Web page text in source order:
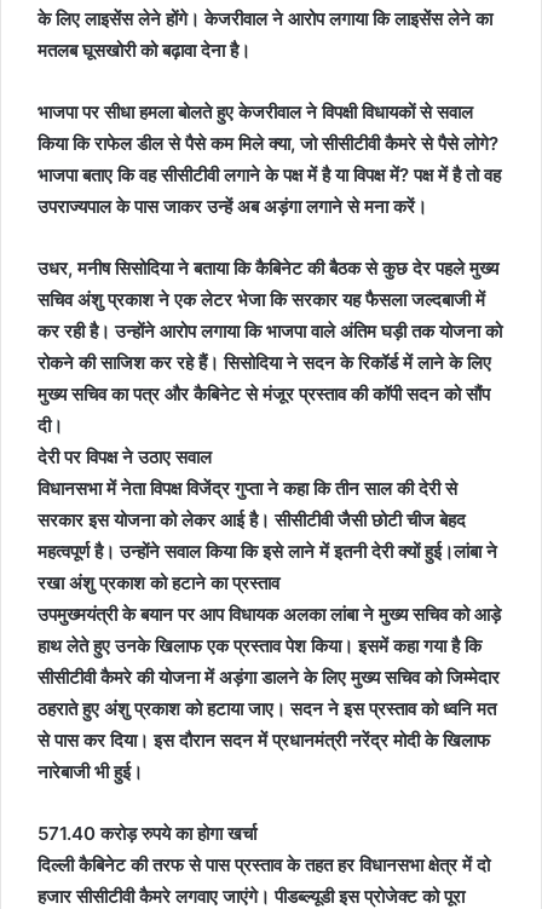
के लिए लाइसेंस लेने होंगे। केजरीवाल ने आरोप लगाया कि लाइसेंस लेने का
मतलब घूसखोरी को बढ़ावा देना है।
भाजपा पर सीधा हमला बोलते हुए केजरीवाल ने विपक्षी विधायकों से सवाल
किया कि राफेल डील से पैसे कम मिले क्या, जो सीसीटीवी कैमरे से पैसे लोगे?
भाजपा बताए कि वह सीसीटीवी लगाने के पक्ष में है या विपक्ष में? पक्ष में है तो वह
उपराज्यपाल के पास जाकर उन्हें अब अड़ंगा लगाने से मना करें।
उधर, मनीष सिसोदिया ने बताया कि कैबिनेट की बैठक से कुछ देर पहले मुख्य
सचिव अंशु प्रकाश ने एक लेटर भेजा कि सरकार यह फैसला जल्दबाजी में
कर रही है। उन्होंने आरोप लगाया कि भाजपा वाले अंतिम घड़ी तक योजना को
रोकने की साजिश कर रहे हैं। सिसोदिया ने सदन के रिकॉर्ड में लाने के लिए
मुख्य सचिव का पत्र और कैबिनेट से मंजूर प्रस्ताव की कॉपी सदन को सौंप
दी।
देरी पर विपक्ष ने उठाए सवाल
विधानसभा में नेता विपक्ष विजेंद्र गुप्ता ने कहा कि तीन साल की देरी से
सरकार इस योजना को लेकर आई है। सीसीटीवी जैसी छोटी चीज बेहद
महत्वपूर्ण है। उन्होंने सवाल किया कि इसे लाने में इतनी देरी क्यों हुई।लांबा ने
रखा अंशु प्रकाश को हटाने का प्रस्ताव
उपमुख्मयंत्री के बयान पर आप विधायक अलका लांबा ने मुख्य सचिव को आड़े
हाथ लेते हुए उनके खिलाफ एक प्रस्ताव पेश किया। इसमें कहा गया है कि
सीसीटीवी कैमरे की योजना में अड़ंगा डालने के लिए मुख्य सचिव को जिम्मेदार
ठहराते हुए अंशु प्रकाश को हटाया जाए। सदन ने इस प्रस्ताव को ध्वनि मत
से पास कर दिया। इस दौरान सदन में प्रधानमंत्री नरेंद्र मोदी के खिलाफ
नारेबाजी भी हुई।
571.40 करोड़ रुपये का होगा खर्चा
दिल्ली कैबिनेट की तरफ से पास प्रस्ताव के तहत हर विधानसभा क्षेत्र में दो
हजार सीसीटीवी कैमरे लगवाए जाएंगे। पीडब्ल्यूडी इस प्रोजेक्ट को पूरा